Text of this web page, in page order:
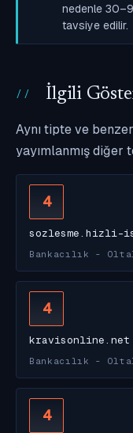
nedenle
tavsiye edilir.
İlgili
Aynı tipte ve
yayımlanmış diğer
4
sozlesme.hizli-
Bankacılık -
4
kravisonline.net
Bankacılık -
4